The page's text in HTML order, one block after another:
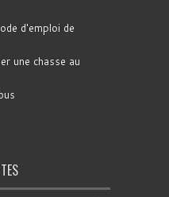
d'emploi de
une chasse au